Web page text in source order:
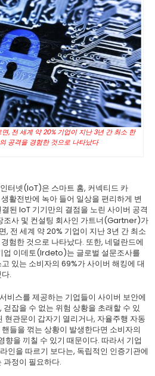
, 전 세계 약 20% 기업이 지난 3년 간 최소 한
공격을 경험한 것으로 나타났다
터넷(IoT)은 스마트 홈, 커넥티드 카
전반에 녹아 들어 일상을 편리하게 변
된 IoT 기기만의 결점을 노린 사이버 공격
조사 및 컨설팅 회사인 가트너(Gartner)가
, 전 세계 약 20% 기업이 지난 3년 간 최소
험한 것으로 나타났다. 또한, 네덜란드에
업 이데토(Irdeto)는 글로벌 설문조사를
있는 소비자의 69%가 사이버 해킹에 대
.
비스를 제공하는 기업들이 사이버 보안에
잡을 수 없는 위험 상황을 초래할 수 있
현관문이 갑자기 열리거나, 자율주행 자동
들을 꺾는 상황이 발생한다면 소비자의
향을 끼칠 수 있기 때문이다. 따라서 기업
인을 따르기 보다는, 독립적인 인증기관에
과정이 필요하다.